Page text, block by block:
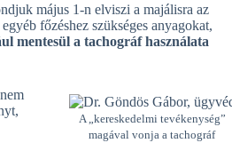
május 1-n elviszi a majálisra az
főzéshez szükséges anyagokat,
mentesül a tachográf használata
A „kereskedelmi tevékenység”
magával vonja a tachográf